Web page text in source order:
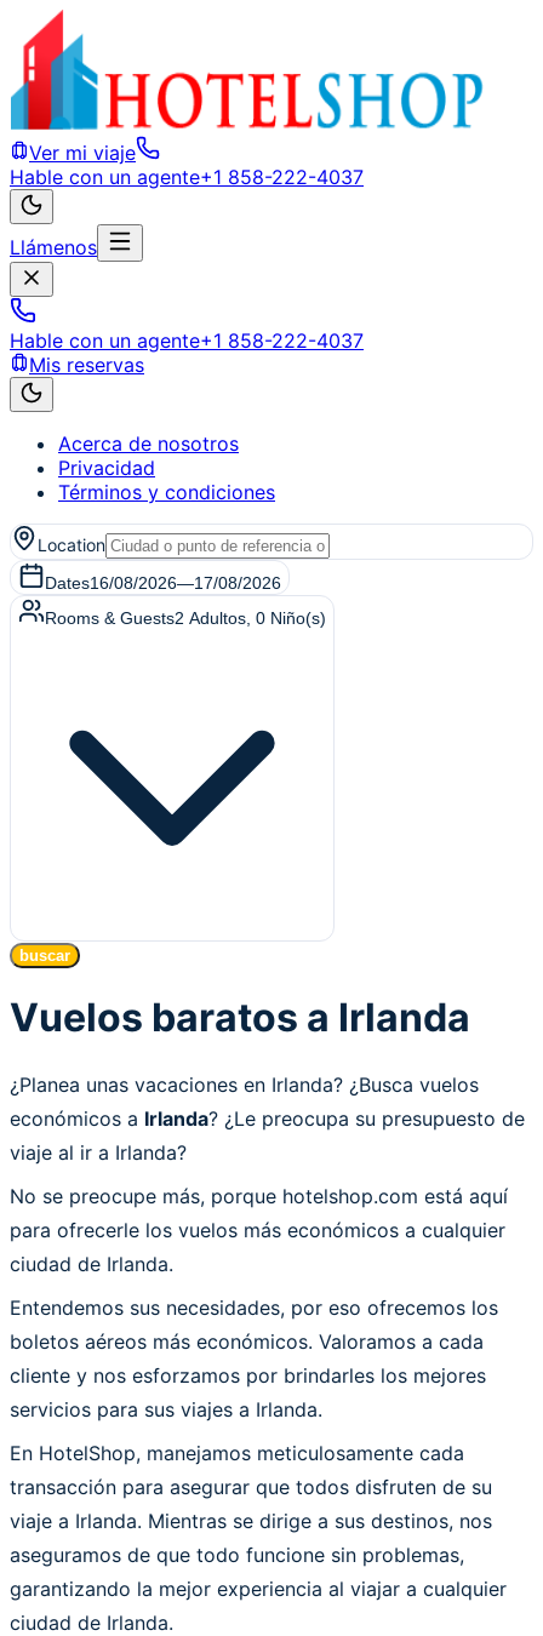
Ver mi viaje
Hable con un agente+1 858-222-4037
Llámenos
Hable con un agente+1 858-222-4037
Mis reservas
Acerca de nosotros
Privacidad
Términos y condiciones
Location
Dates16/08/2026—17/08/2026
Rooms & Guests2 Adultos 0 Niño(s)
buscar
Vuelos baratos a Irlanda
¿Planea unas vacaciones en Irlanda? ¿Busca vuelos
económicos a Irlanda? ¿Le preocupa su presupuesto de
viaje al ir a Irlanda?
No se preocupe más, porque hotelshop.com está aquí
para ofrecerle los vuelos más económicos a cualquier
ciudad de Irlanda.
Entendemos sus necesidades, por eso ofrecemos los
boletos aéreos más económicos. Valoramos a cada
cliente y nos esforzamos por brindarles los mejores
servicios para sus viajes a Irlanda.
En HotelShop, manejamos meticulosamente cada
transacción para asegurar que todos disfruten de su
viaje a Irlanda. Mientras se dirige a sus destinos, nos
aseguramos de que todo funcione sin problemas,
garantizando la mejor experiencia al viajar a cualquier
ciudad de Irlanda.